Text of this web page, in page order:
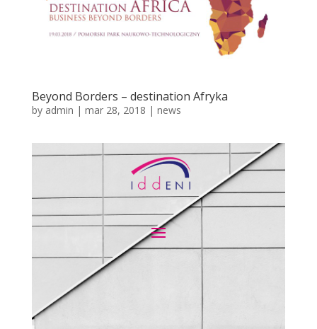
Beyond Borders – destination Afryka
by admin | mar 28, 2018 | news